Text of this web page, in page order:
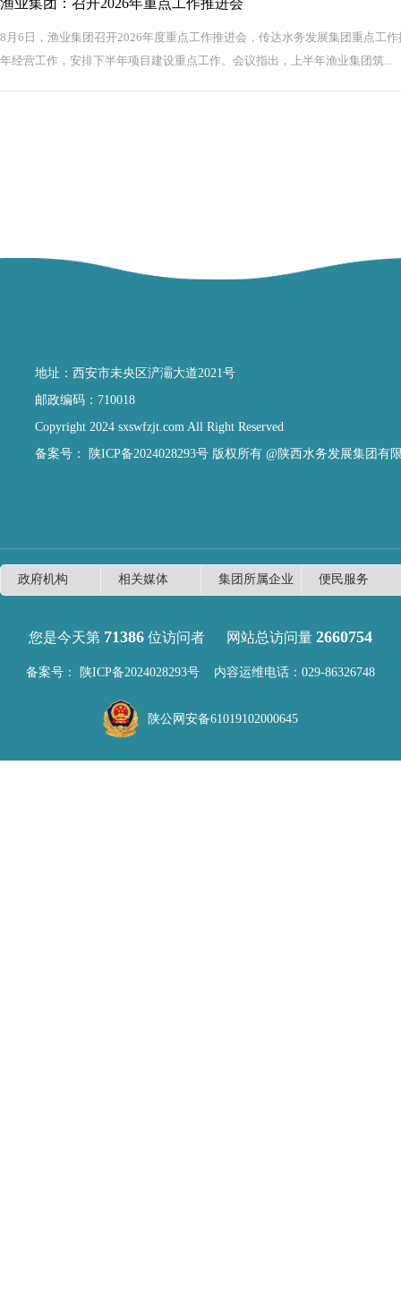
渔业集团：召开2026年重点工作推进会
8月6日，渔业集团召开2026年度重点工作推进会，传达水务发展集团重点工
年经营工作，安排下半年项目建设重点工作。会议指出，上半年渔业集团筑...
地址：西安市未央区浐灞大道2021号
邮政编码：710018
Copyright 2024 sxswfzjt.com All Right Reserved
备案号：
陕ICP备2024028293号 版权所有 @陕西水务发展集团有
您是今天第 71386 位访问者 网站总访问量 2660754
备案号： 陕ICP备2024028293号 内容运维电话：029-86326748
陕公网安备61019102000645